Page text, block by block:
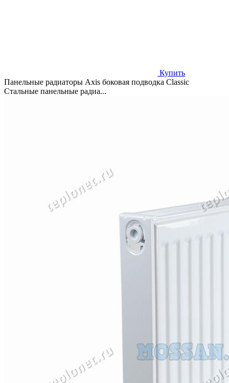
Купить
Панельные радиаторы Axis боковая подводка Classic
Стальные панельные радиа...